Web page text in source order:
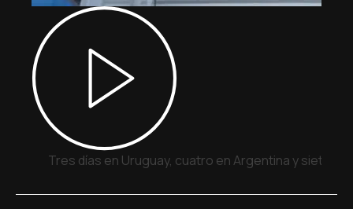
Tres días en Uruguay, cuatro en Argentina y siete